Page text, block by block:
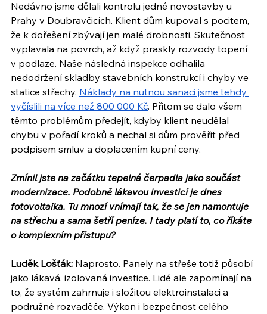
Nedávno jsme dělali kontrolu jedné novostavby u
Prahy v Doubravčicích. Klient dům kupoval s pocitem,
že k dořešení zbývají jen malé drobnosti. Skutečnost
vyplavala na povrch, až když praskly rozvody topení
v podlaze. Naše následná inspekce odhalila
nedodržení skladby stavebních konstrukcí i chyby ve
statice střechy. Náklady na nutnou sanaci jsme tehdy
vyčíslili na více než 800 000 Kč. Přitom se dalo všem
těmto problémům předejít, kdyby klient neudělal
chybu v pořadí kroků a nechal si dům prověřit před
podpisem smluv a doplacením kupní ceny.
Zmínil jste na začátku tepelná čerpadla jako součást
modernizace. Podobně lákavou investicí je dnes
fotovoltaika. Tu mnozí vnímají tak, že se jen namontuje
na střechu a sama šetří peníze. I tady platí to, co říkáte
o komplexním přístupu?
Luděk Lošťák: Naprosto. Panely na střeše totiž působí
jako lákavá, izolovaná investice. Lidé ale zapomínají na
to, že systém zahrnuje i složitou elektroinstalaci a
podružné rozvaděče. Výkon i bezpečnost celého